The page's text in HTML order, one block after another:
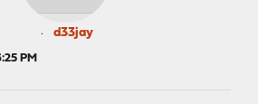
d33jay
PM